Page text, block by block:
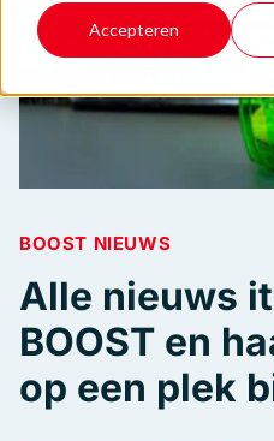
Accepteren
BOOST NIEUWS
Alle nieuws
BOOST en
op een plek